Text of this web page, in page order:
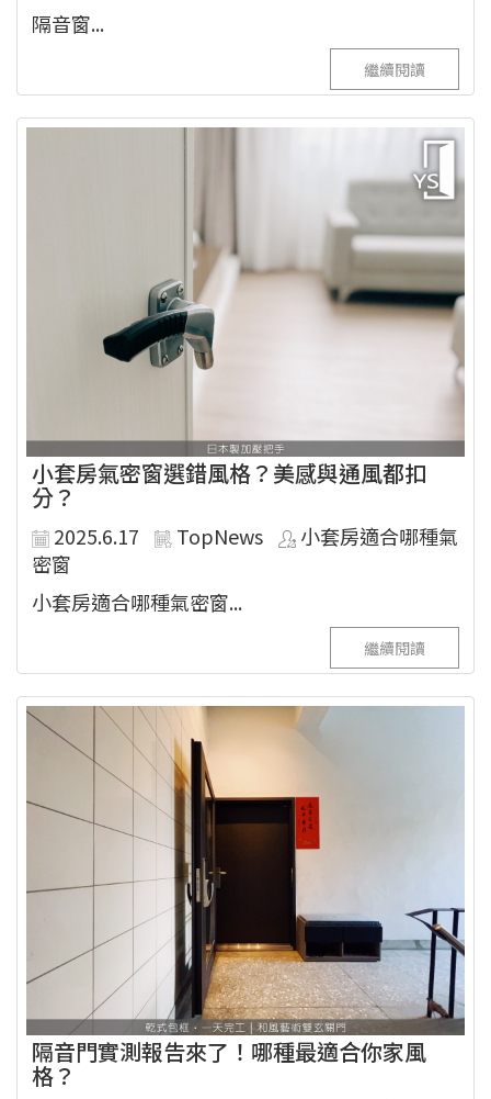
隔音窗...
繼續閱讀
小套房氣密窗選錯風格？美感與通風都扣
分？
2025.6.17 TopNews
小套房適合哪種氣
密窗
小套房適合哪種氣密窗...
繼續閱讀
隔音門實測報告來了！哪種最適合你家風
格？